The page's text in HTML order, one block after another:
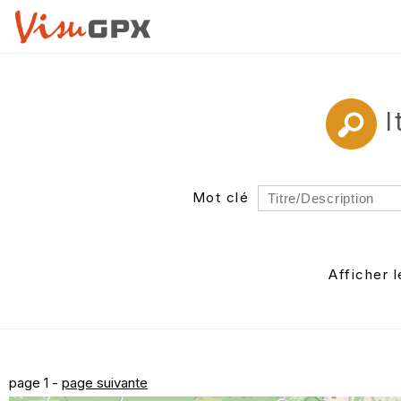
Mot clé
Auteur
Afficher
page 1 - page suivante